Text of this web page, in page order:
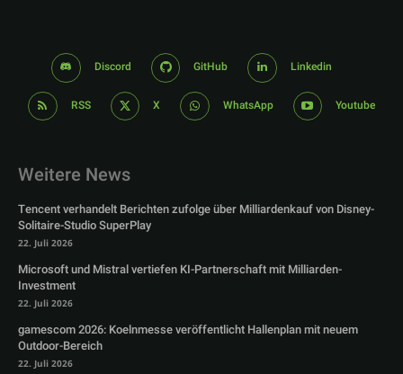
Discord GitHub Linkedin
RSS X WhatsApp Youtube
Weitere News
Tencent verhandelt Berichten zufolge über Milliardenkauf von Disney-
Solitaire-Studio SuperPlay
22. Juli 2026
Microsoft und Mistral vertiefen KI-Partnerschaft mit Milliarden-
Investment
22. Juli 2026
gamescom 2026: Koelnmesse veröffentlicht Hallenplan mit neuem
Outdoor-Bereich
22. Juli 2026